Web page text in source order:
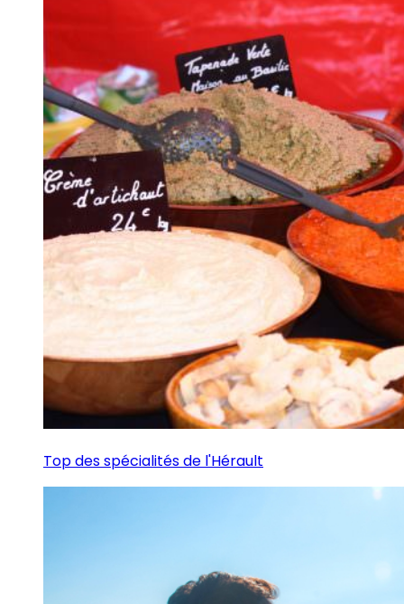
Top des spécialités de l'Hérault